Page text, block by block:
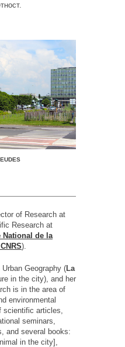
of Research at
Research at
National de la
).
Geography (La
in the city), and her
is in the area of
environmental
articles,
seminars,
and several books:
in the city],